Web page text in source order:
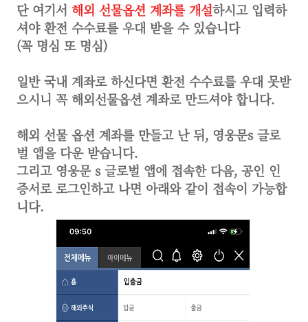
단 여기서 해외 선물옵션 계좌를 개설하시고 입력하
셔야 환전 수수료를 우대 받을 수 있습니다
(꼭 명심 또 명심)
일반 국내 계좌로 하신다면 환전 수수료를 우대 못받
으시니 꼭 해외선물옵션 계좌로 만드셔야 합니다.
해외 선물 옵션 계좌를 만들고 난 뒤, 영웅문s 글로
벌 앱을 다운 받습니다.
그리고 영웅문 s 글로벌 앱에 접속한 다음, 공인 인
증서로 로그인하고 나면 아래와 같이 접속이 가능합
니다.